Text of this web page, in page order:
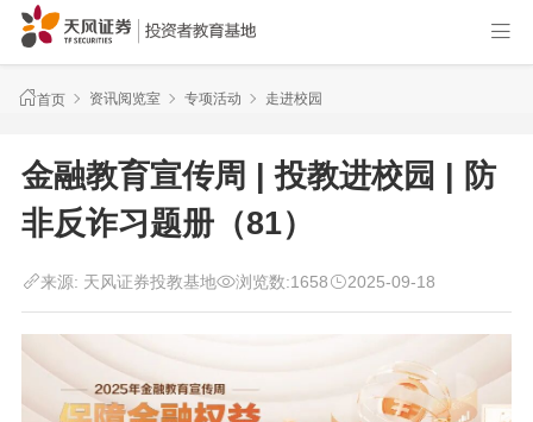
首页 资讯阅览室 专项活动 走进校园
金融教育宣传周 | 投教进校园 | 防
非反诈习题册（81）
来源: 天风证券投教基地 浏览数:1658 2025-09-18